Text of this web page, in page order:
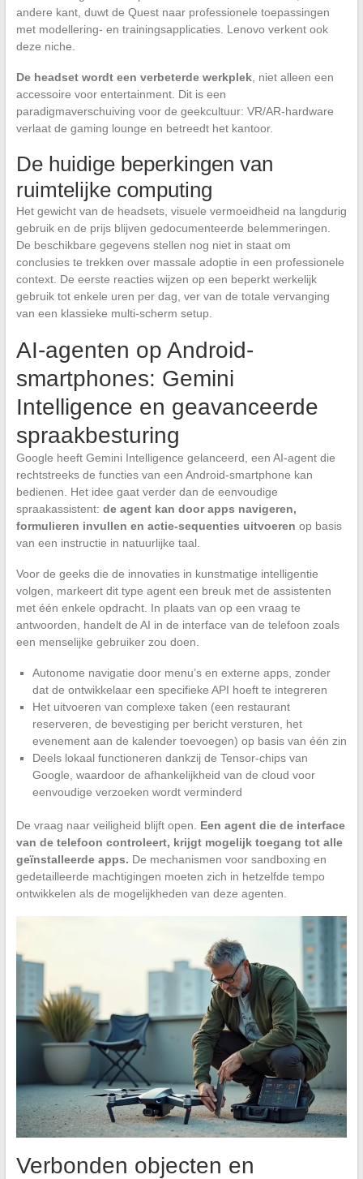
andere kant, duwt de Quest naar professionele toepassingen
met modellering- en trainingsapplicaties. Lenovo verkent ook
deze niche.
De headset wordt een verbeterde werkplek, niet alleen een
accessoire voor entertainment. Dit is een
paradigmaverschuiving voor de geekcultuur: VR/AR-hardware
verlaat de gaming lounge en betreedt het kantoor.
De huidige beperkingen van
ruimtelijke computing
Het gewicht van de headsets, visuele vermoeidheid na langdurig
gebruik en de prijs blijven gedocumenteerde belemmeringen.
De beschikbare gegevens stellen nog niet in staat om
conclusies te trekken over massale adoptie in een professionele
context. De eerste reacties wijzen op een beperkt werkelijk
gebruik tot enkele uren per dag, ver van de totale vervanging
van een klassieke multi-scherm setup.
AI-agenten op Android-
smartphones: Gemini
Intelligence en geavanceerde
spraakbesturing
Google heeft Gemini Intelligence gelanceerd, een AI-agent die
rechtstreeks de functies van een Android-smartphone kan
bedienen. Het idee gaat verder dan de eenvoudige
spraakassistent: de agent kan door apps navigeren,
formulieren invullen en actie-sequenties uitvoeren op basis
van een instructie in natuurlijke taal.
Voor de geeks die de innovaties in kunstmatige intelligentie
volgen, markeert dit type agent een breuk met de assistenten
met één enkele opdracht. In plaats van op een vraag te
antwoorden, handelt de AI in de interface van de telefoon zoals
een menselijke gebruiker zou doen.
Autonome navigatie door menu’s en externe apps, zonder
dat de ontwikkelaar een specifieke API hoeft te integreren
Het uitvoeren van complexe taken (een restaurant
reserveren, de bevestiging per bericht versturen, het
evenement aan de kalender toevoegen) op basis van één zin
Deels lokaal functioneren dankzij de Tensor-chips van
Google, waardoor de afhankelijkheid van de cloud voor
eenvoudige verzoeken wordt verminderd
De vraag naar veiligheid blijft open. Een agent die de interface
van de telefoon controleert, krijgt mogelijk toegang tot alle
geïnstalleerde apps. De mechanismen voor sandboxing en
gedetailleerde machtigingen moeten zich in hetzelfde tempo
ontwikkelen als de mogelijkheden van deze agenten.
Verbonden objecten en